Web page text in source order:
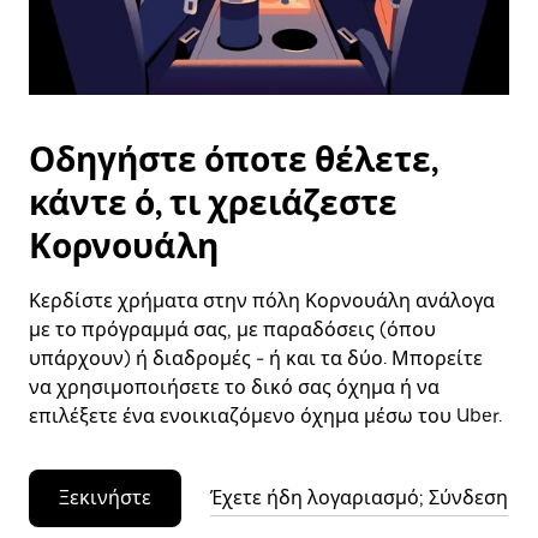
ημερολόγιο.
Οδηγήστε όποτε θέλετε,
κάντε ό, τι χρειάζεστε
Κορνουάλη
Κερδίστε χρήματα στην πόλη Κορνουάλη ανάλογα
με το πρόγραμμά σας, με παραδόσεις (όπου
υπάρχουν) ή διαδρομές - ή και τα δύο. Μπορείτε
να χρησιμοποιήσετε το δικό σας όχημα ή να
επιλέξετε ένα ενοικιαζόμενο όχημα μέσω του Uber.
Ξεκινήστε Έχετε ήδη λογαριασμό; Σύνδεση